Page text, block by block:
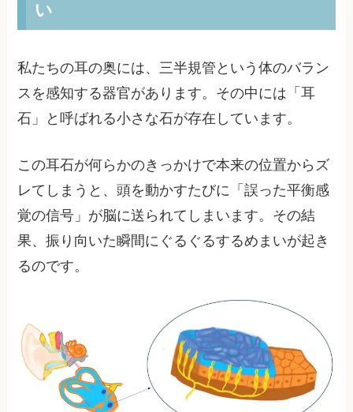
い
私たちの耳の奥には、三半規管という体のバラン
スを感知する器官があります。その中には「耳
石」と呼ばれる小さな石が存在しています。
この耳石が何らかのきっかけで本来の位置からズ
レてしまうと、頭を動かすたびに「誤った平衡感
覚の信号」が脳に送られてしまいます。その結
果、振り向いた瞬間にぐるぐるするめまいが起き
るのです。